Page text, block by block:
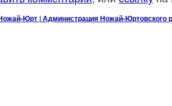
Юрт | Администрация Ножай-Юртовского